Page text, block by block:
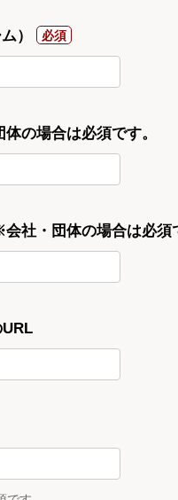
）
の場合は必須です。
社・団体の場合は必須